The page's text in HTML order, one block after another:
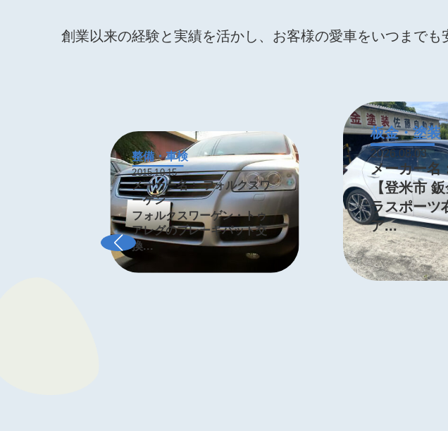
創業以来の経験と実績を活かし、お客様の愛車をいつまで
整備・車検
2015.10.15
メーカー名：フォルクスワ
ーゲン
フォルクスワーゲン・トゥ
アレグのブレーキパット交
換...
板金・塗装
2026.08.03
メーカー名
【登米市
ラスポーツ
ア...